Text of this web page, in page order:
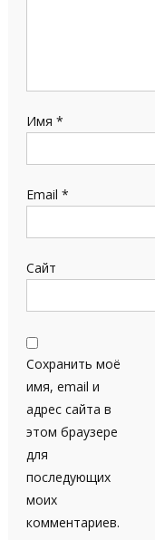
Имя *
Email *
Сайт
Сохранить моё
имя, email и
адрес сайта в
этом браузере
для
последующих
моих
комментариев.